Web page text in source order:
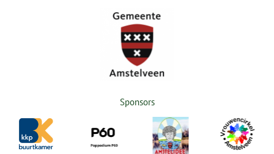
Sponsors